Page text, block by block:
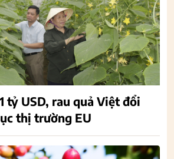
tỷ USD, rau quả Việt đổi
thị trường EU